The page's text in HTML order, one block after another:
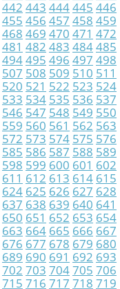
442 443 444445 446
455 456 457 458 459
468 469 470 471 472
481 482 483 484485
494495 496 497 498
507 508 509 510 511
520 521 522 523 524
533 534 535 536 537
546 547 548 549 550
559 560 561 562 563
572 573 574 575 576
585 586 587 588 589
598 599 600 601 602
611 612 613 614 615
624 625 626 627 628
637 638 639 640 641
650 651 652 653 654
663 664 665 666 667
676 677 678 679 680
689 690 691 692 693
702 703 704705 706
715 716 717 718 719